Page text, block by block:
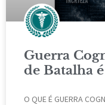
Guerra
de Batalha
O QUE É GUERRA